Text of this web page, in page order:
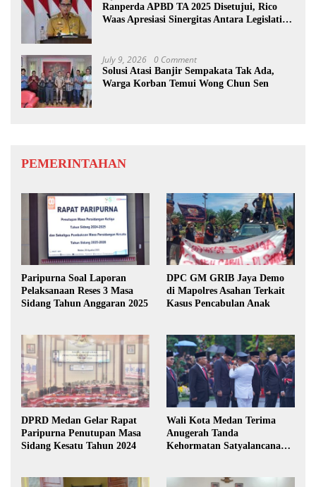
Ranperda APBD TA 2025 Disetujui, Rico
Waas Apresiasi Sinergitas Antara Legislatif
July 9, 2026 0 Comment
Solusi Atasi Banjir Sempakata Tak Ada,
Warga Korban Temui Wong Chun Sen
PEMERINTAHAN
Paripurna Soal Laporan
Pelaksanaan Reses 3 Masa
Sidang Tahun Anggaran 2025
DPC GM GRIB Jaya Demo
di Mapolres Asahan Terkait
Kasus Pencabulan Anak
DPRD Medan Gelar Rapat
Paripurna Penutupan Masa
Sidang Kesatu Tahun 2024
Wali Kota Medan Terima
Anugerah Tanda
Kehormatan Satyalancana